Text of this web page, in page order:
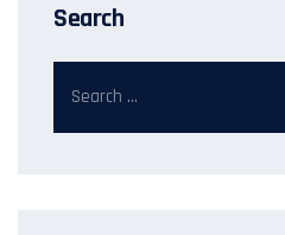
Search